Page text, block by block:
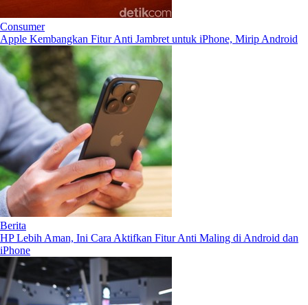
Consumer
Apple Kembangkan Fitur Anti Jambret untuk iPhone, Mirip Android
Berita
HP Lebih Aman, Ini Cara Aktifkan Fitur Anti Maling di Android dan
iPhone